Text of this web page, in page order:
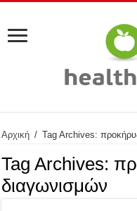
Αρχική / Tag Archives:
Tag Archives:
διαγωνισμών